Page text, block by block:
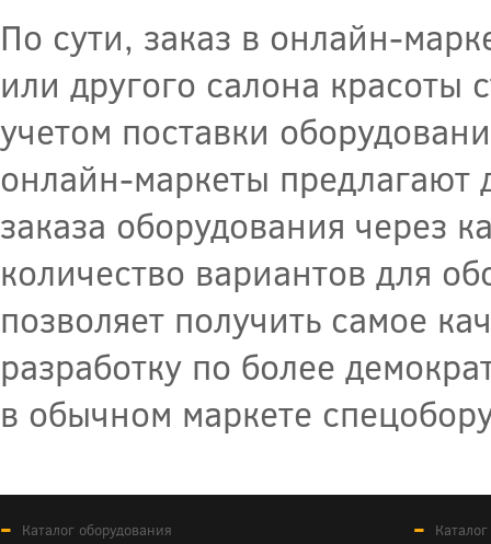
По сути, заказ в онлайн-
или другого салона красоты
учетом поставки
онлайн-маркеты предлагают
заказа оборудования через
количество вариантов для
позволяет получить самое
разработку по более
в обычном маркете
Каталог оборудования